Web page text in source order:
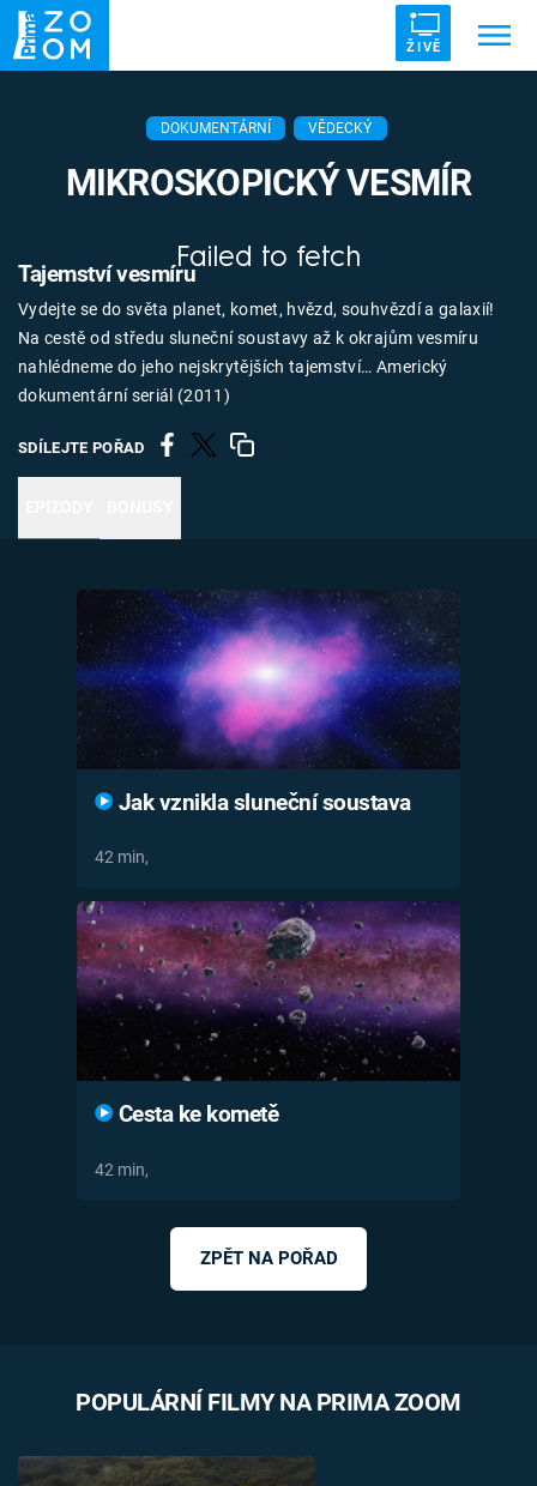
ŽIVĚ
ZRÁDCI UFO DRUHÁ SVĚTOVÁ VÁLKA
ZÁHADY VETŘELCI DÁVNOVĚKU
Témata
Témata
Pořady
Sledujte prima+
Přihlášení
DOKUMENTÁRNÍ VĚDECKÝ
MIKROSKOPICKÝ VESMÍR
Failed to fetch
Vydejte se do světa planet, komet, hvězd, souhvězdí a galaxií!
Na cestě od středu sluneční soustavy až k okrajům vesmíru
nahlédneme do jeho nejskrytějších tajemství… Americký
dokumentární seriál (2011)
SDÍLEJTE POŘAD
Tajemství vesmíru
Jak vznikla sluneční soustava
42 min,
Cesta ke kometě
42 min,
ZPĚT NA POŘAD
POPULÁRNÍ FILMY NA PRIMA ZOOM